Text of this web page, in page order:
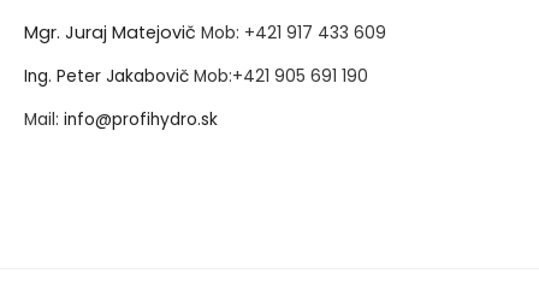
Mgr. Juraj Matejovič Mob: +421 917 433 609
Ing. Peter Jakabovič Mob:+421 905 691 190
Mail: info@profihydro.sk